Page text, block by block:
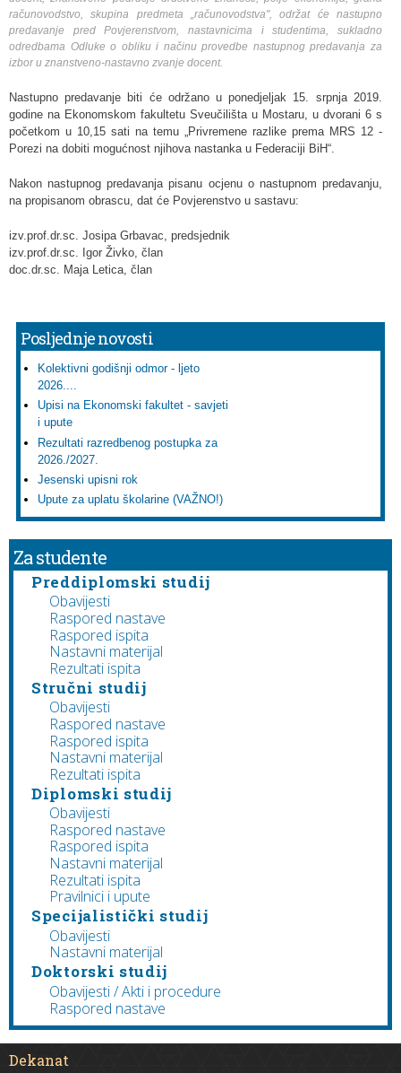
računovodstvo, skupina predmeta „računovodstva", održat će nastupno
predavanje pred Povjerenstvom, nastavnicima i studentima, sukladno
odredbama Odluke o obliku i načinu provedbe nastupnog predavanja za
izbor u znanstveno-nastavno zvanje docent.
Nastupno predavanje biti će održano u ponedjeljak 15. srpnja 2019.
godine na Ekonomskom fakultetu Sveučilišta u Mostaru, u dvorani 6 s
početkom u 10,15 sati na temu „Privremene razlike prema MRS 12 -
Porezi na dobiti mogućnost njihova nastanka u Federaciji BiH“.
Nakon nastupnog predavanja pisanu ocjenu o nastupnom predavanju,
na propisanom obrascu, dat će Povjerenstvo u sastavu:
izv.prof.dr.sc. Josipa Grbavac, predsjednik
izv.prof.dr.sc. Igor Živko, član
doc.dr.sc. Maja Letica, član
Posljednje novosti
Kolektivni godišnji odmor - ljeto
2026....
Upisi na Ekonomski fakultet - savjeti
i upute
Rezultati razredbenog postupka za
2026./2027.
Jesenski upisni rok
Upute za uplatu školarine (VAŽNO!)
Za studente
Preddiplomski studij
Obavijesti
Raspored nastave
Raspored ispita
Nastavni materijal
Rezultati ispita
Stručni studij
Obavijesti
Raspored nastave
Raspored ispita
Nastavni materijal
Rezultati ispita
Diplomski studij
Obavijesti
Raspored nastave
Raspored ispita
Nastavni materijal
Rezultati ispita
Pravilnici i upute
Specijalistički studij
Obavijesti
Nastavni materijal
Doktorski studij
Obavijesti / Akti i procedure
Raspored nastave
Dekanat